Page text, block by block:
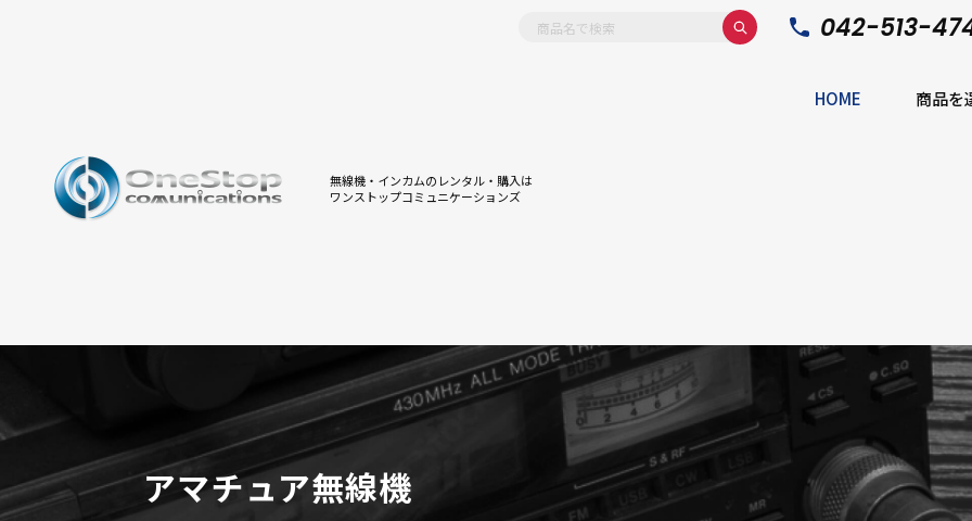
無線機・インカムのレンタル・購入は
ワンストップコミュニケーションズ
042-513-
HOME 商品を
無線機 アクセサリー
アマチュア無線機